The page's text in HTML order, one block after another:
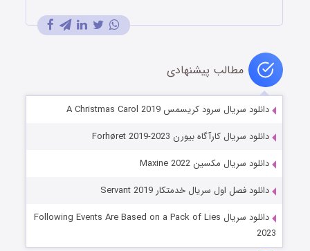
مطالب پیشنهادی
دانلود سریال سرود کریسمس A Christmas Carol 2019
دانلود سریال کارآگاه بیورن Forhøret 2019-2023
دانلود سریال مکسین Maxine 2022
دانلود فصل اول سریال خدمتکار Servant 2019
دانلود سریال Following Events Are Based on a Pack of Lies
2023